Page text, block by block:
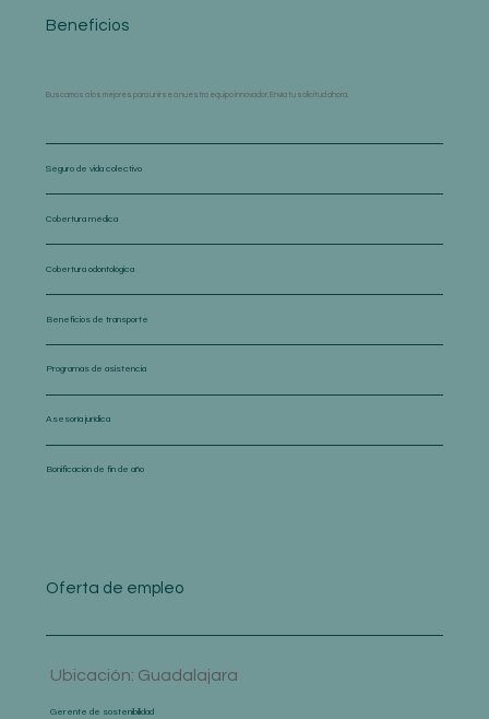
Beneficios
Buscamos a los mejores para unirse a nuestro equipo innovador. Envía tu solicitud ahora.
Seguro de vida colectivo
Cobertura médica
Cobertura odontológica
Beneficios de transporte
Programas de asistencia
Asesoría jurídica
Bonificación de fin de año
Oferta de empleo
Ubicación: Guadalajara
Gerente de sostenibilidad